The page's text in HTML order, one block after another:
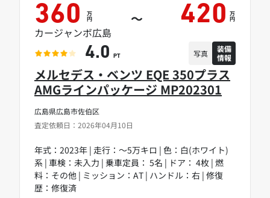
広島県広島市佐伯区
査定依頼日：2026年04月10日
メルセデス・ベンツ EQE 350プラス
AMGラインパッケージ MP202301
年式：2023年 | 走行：～5万キロ | 色：白(ホワイト)
系 | 車検：未入力 | 乗車定員： 5名 | ドア： 4枚 | 燃
料：その他 | ミッション：AT | ハンドル：右 | 修復
歴：修復済
360 万
円 ～ 420 万
円
カージャンボ広島
4.0 PT 写真
装備
情報